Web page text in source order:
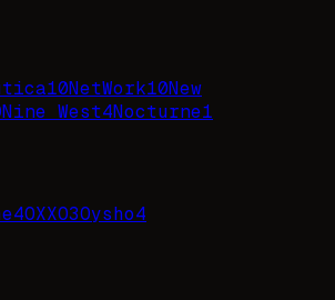
10NetWork10New
Nine West4Nocturne1
4OXXO3Oysho4